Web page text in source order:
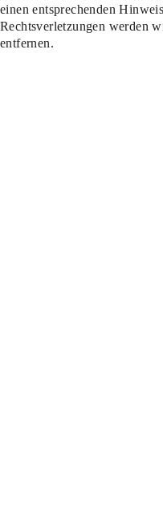
einen entsprechenden
Rechtsverletzungen werden
entfernen.